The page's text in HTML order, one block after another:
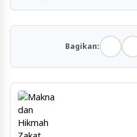
Bagikan: